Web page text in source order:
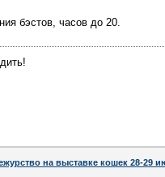
бэстов, часов до 20.
на выставке кошек 28-29